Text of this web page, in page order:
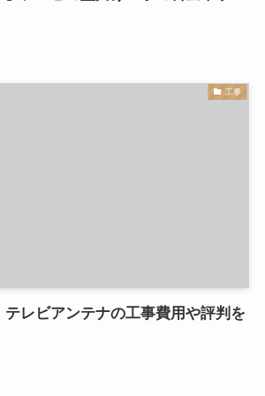
工事
テレビアンテナの工事費用や評判を